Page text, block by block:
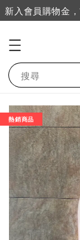
新入會員購物金
搜尋
熱銷商品